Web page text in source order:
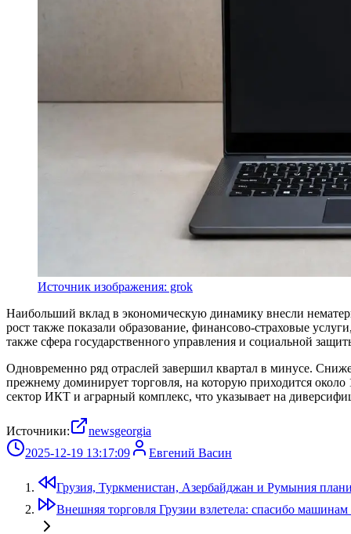
Источник изображения: grok
Наибольший вклад в экономическую динамику внесли
рост также показали образование, финансово-страховые
также сфера государственного управления и социальной
Одновременно ряд отраслей завершил квартал в минусе.
прежнему доминирует торговля, на которую приходится
сектор ИКТ и аграрный комплекс, что указывает на
Источники:
newsgeorgia
2025-12-19 13:17:09
Евгений Васин
Грузия, Туркменистан, Азербайджан и Румыния
Внешняя торговля Грузии взлетела: спасибо